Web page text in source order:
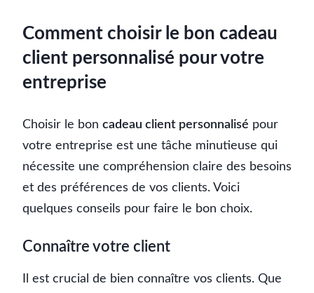
Comment choisir le bon cadeau
client personnalisé pour votre
entreprise
Choisir le bon cadeau client personnalisé pour
votre entreprise est une tâche minutieuse qui
nécessite une compréhension claire des besoins
et des préférences de vos clients. Voici
quelques conseils pour faire le bon choix.
Connaître votre client
Il est crucial de bien connaître vos clients. Que